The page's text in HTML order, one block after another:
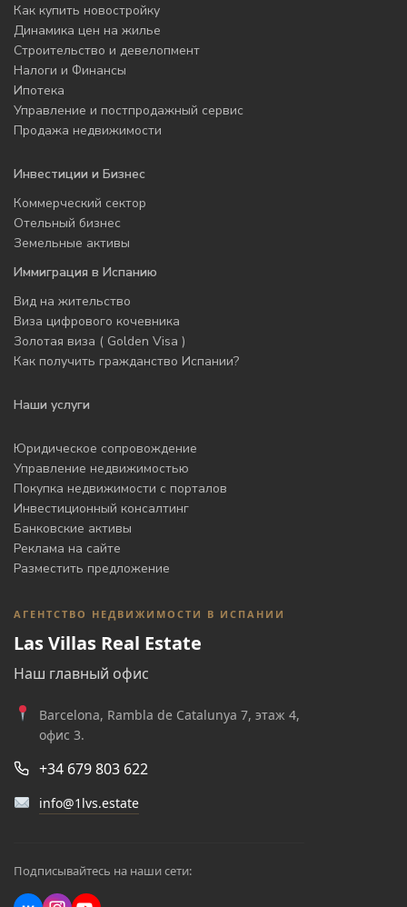
Как купить новостройку
Динамика цен на жилье
Строительство и девелопмент
Налоги и Финансы
Ипотека
Управление и постпродажный сервис
Продажа недвижимости
Инвестиции и Бизнес
Коммерческий сектор
Отельный бизнес
Земельные активы
Иммиграция в Испанию
Вид на жительство
Виза цифрового кочевника
Золотая виза ( Golden Visa )
Как получить гражданство Испании?
Наши услуги
Юридическое сопровождение
Управление недвижимостью
Покупка недвижимости с порталов
Инвестиционный консалтинг
Банковские активы
Реклама на сайте
Разместить предложение
АГЕНТСТВО НЕДВИЖИМОСТИ В ИСПАНИИ
Las Villas Real Estate
Наш главный офис
Barcelona, Rambla de Catalunya 7, этаж 4,
офис 3.
+34 679 803 622
info@1lvs.estate
Подписывайтесь на наши сети: